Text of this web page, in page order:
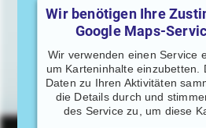
Wir benötigen Ihre
Google Maps-
Wir verwenden einen Service
um Karteninhalte einzubetten.
Daten zu Ihren Aktivitäten
die Details durch und
des Service zu, um diese